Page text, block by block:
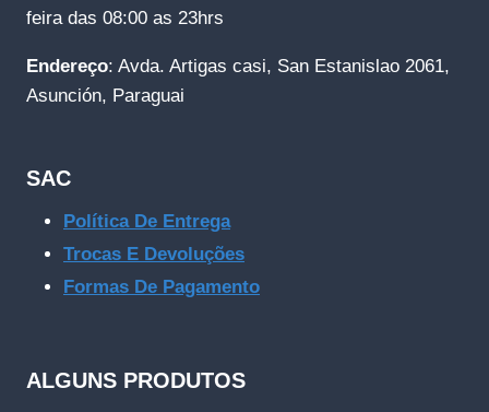
feira das 08:00 as 23hrs
Endereço: Avda. Artigas casi, San Estanislao 2061,
Asunción, Paraguai
SAC
Política De Entrega
Trocas E Devoluções
Formas De Pagamento
ALGUNS PRODUTOS